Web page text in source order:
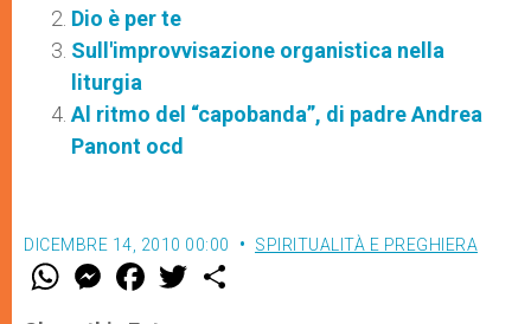
Dio è per te
Sull'improvvisazione organistica nella
liturgia
Al ritmo del “capobanda”, di padre Andrea
Panont ocd
DICEMBRE 14, 2010 00:00 SPIRITUALITÀ E PREGHIERA
W M
e
F
a w